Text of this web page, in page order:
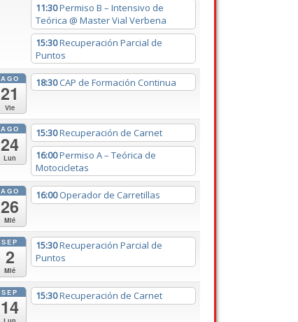
11:30Permiso B – Intensivo de
Teórica @ Master Vial Verbena
15:30Recuperación Parcial de
Puntos
AGO
21
Vie
18:30CAP de Formación Continua
AGO
24
Lun
15:30Recuperación de Carnet
16:00Permiso A – Teórica de
Motocicletas
AGO
26
Mié
16:00Operador de Carretillas
SEP
2
Mié
15:30Recuperación Parcial de
Puntos
SEP
14 15:30Recuperación de Carnet